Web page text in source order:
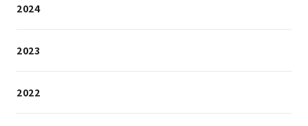
2024
2023
2022